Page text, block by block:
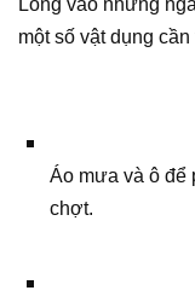
Long vào những
một số vật dụng
Áo mưa và ô để
chợt.